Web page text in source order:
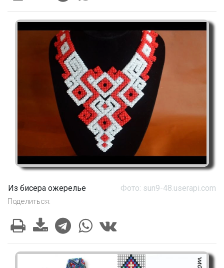
Из бисера ожерелье Фото: sun9-48.userapi.com
Поделиться: